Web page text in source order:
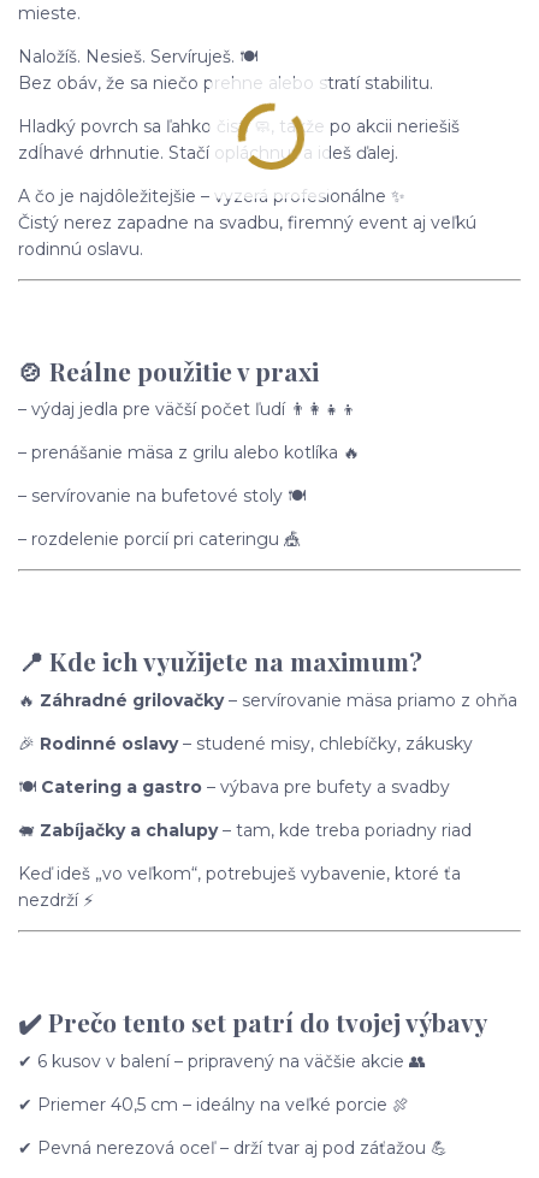
mieste.
Naložíš. Nesieš. Servíruješ. 🍽️
Bez obáv, že sa niečo prehne alebo stratí stabilitu.
Hladký povrch sa ľahko čistí 🧼, takže po akcii neriešiš
zdĺhavé drhnutie. Stačí opláchnuť a ideš ďalej.
A čo je najdôležitejšie – vyzerá profesionálne ✨
Čistý nerez zapadne na svadbu, firemný event aj veľkú
rodinnú oslavu.
🍲 Reálne použitie v praxi
– výdaj jedla pre väčší počet ľudí 👨‍👩‍👧‍👦
– prenášanie mäsa z grilu alebo kotlíka 🔥
– servírovanie na bufetové stoly 🍽️
– rozdelenie porcií pri cateringu 🎪
📍 Kde ich využijete na maximum?
🔥 Záhradné grilovačky– servírovanie mäsa priamo z ohňa
🎉 Rodinné oslavy– studené misy, chlebíčky, zákusky
🍽️ Catering a gastro – výbava pre bufety a svadby
🐖 Zabíjačky a chalupy– tam, kde treba poriadny riad
Keď ideš „vo veľkom“, potrebuješ vybavenie, ktoré ťa
nezdrží ⚡
✔️ Prečo tento set patrí do tvojej výbavy
✔ 6 kusov v balení – pripravený na väčšie akcie 👥
✔ Priemer 40,5 cm – ideálny na veľké porcie 🍖
✔ Pevná nerezová oceľ – drží tvar aj pod záťažou 💪